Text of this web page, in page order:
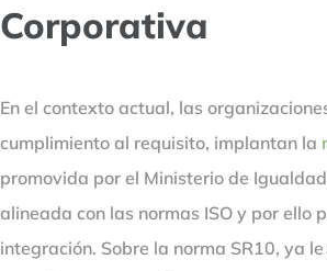
Corporativa
En el contexto actual, las
cumplimiento al requisito, implantan la
promovida por el Ministerio de
alineada con las normas ISO y por ello
integración. Sobre la norma SR10, ya